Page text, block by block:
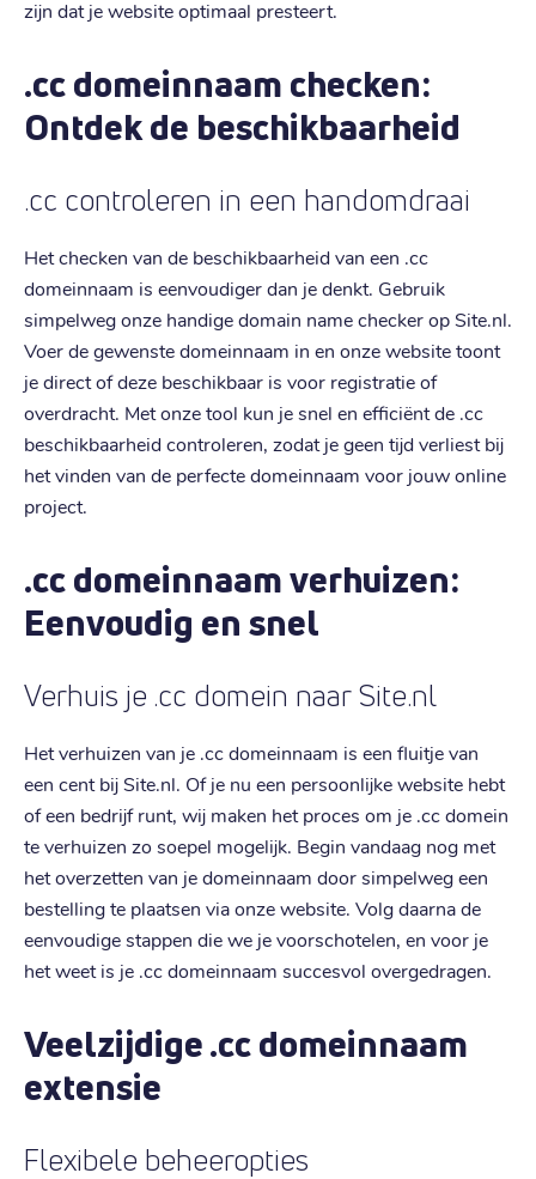
zijn dat je website optimaal presteert.
.cc domeinnaam checken:
Ontdek de beschikbaarheid
.cc controleren in een handomdraai
Het checken van de beschikbaarheid van een .cc
domeinnaam is eenvoudiger dan je denkt. Gebruik
simpelweg onze handige domain name checker op Site.nl.
Voer de gewenste domeinnaam in en onze website toont
je direct of deze beschikbaar is voor registratie of
overdracht. Met onze tool kun je snel en efficiënt de .cc
beschikbaarheid controleren, zodat je geen tijd verliest bij
het vinden van de perfecte domeinnaam voor jouw online
project.
.cc domeinnaam verhuizen:
Eenvoudig en snel
Verhuis je .cc domein naar Site.nl
Het verhuizen van je .cc domeinnaam is een fluitje van
een cent bij Site.nl. Of je nu een persoonlijke website hebt
of een bedrijf runt, wij maken het proces om je .cc domein
te verhuizen zo soepel mogelijk. Begin vandaag nog met
het overzetten van je domeinnaam door simpelweg een
bestelling te plaatsen via onze website. Volg daarna de
eenvoudige stappen die we je voorschotelen, en voor je
het weet is je .cc domeinnaam succesvol overgedragen.
Veelzijdige .cc domeinnaam
extensie
Flexibele beheeropties